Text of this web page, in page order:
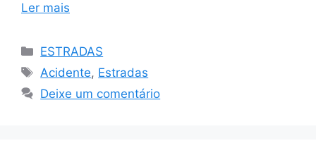
Ler mais
Categorias
ESTRADAS
Tags
Acidente, Estradas
Deixe um comentário